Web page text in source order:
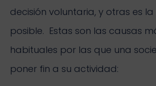
decisión voluntaria, y otras es
posible. Estas son las causas
habituales por las que una
poner fin a su actividad: